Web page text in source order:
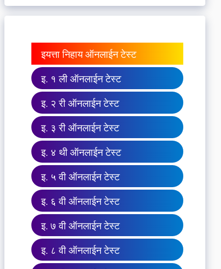
इयत्ता निहाय ऑनलाईन टेस्ट
इ. १ ली ऑनलाईन टेस्ट
इ. २ री ऑनलाईन टेस्ट
इ. ३ री ऑनलाईन टेस्ट
इ. ४ थी ऑनलाईन टेस्ट
इ. ५ वी ऑनलाईन टेस्ट
इ. ६ वी ऑनलाईन टेस्ट
इ. ७ वी ऑनलाईन टेस्ट
इ. ८ वी ऑनलाईन टेस्ट